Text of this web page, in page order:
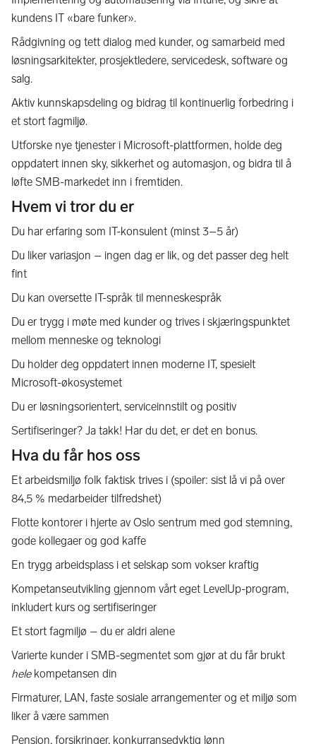
kundens IT «bare funker».
Rådgivning og tett dialog med kunder, og samarbeid med
løsningsarkitekter, prosjektledere, servicedesk, software og
salg.
Aktiv kunnskapsdeling og bidrag til kontinuerlig forbedring i
et stort fagmiljø.
Utforske nye tjenester i Microsoft-plattformen, holde deg
oppdatert innen sky, sikkerhet og automasjon, og bidra til å
løfte SMB-markedet inn i fremtiden.
Hvem vi tror du er
Du har erfaring som IT-konsulent (minst 3–5 år)
Du liker variasjon – ingen dag er lik, og det passer deg helt
fint
Du kan oversette IT-språk til menneskespråk
Du er trygg i møte med kunder og trives i skjæringspunktet
mellom menneske og teknologi
Du holder deg oppdatert innen moderne IT, spesielt
Microsoft-økosystemet
Du er løsningsorientert, serviceinnstilt og positiv
Sertifiseringer? Ja takk! Har du det, er det en bonus.
Hva du får hos oss
Et arbeidsmiljø folk faktisk trives i (spoiler: sist lå vi på over
84,5 % medarbeider tilfredshet)
Flotte kontorer i hjerte av Oslo sentrum med god stemning,
gode kollegaer og god kaffe
En trygg arbeidsplass i et selskap som vokser kraftig
Kompetanseutvikling gjennom vårt eget LevelUp-program,
inkludert kurs og sertifiseringer
Et stort fagmiljø – du er aldri alene
Varierte kunder i SMB-segmentet som gjør at du får brukt
helekompetansen din
Firmaturer, LAN, faste sosiale arrangementer og et miljø som
liker å være sammen
Pensjon, forsikringer, konkurransedyktig lønn